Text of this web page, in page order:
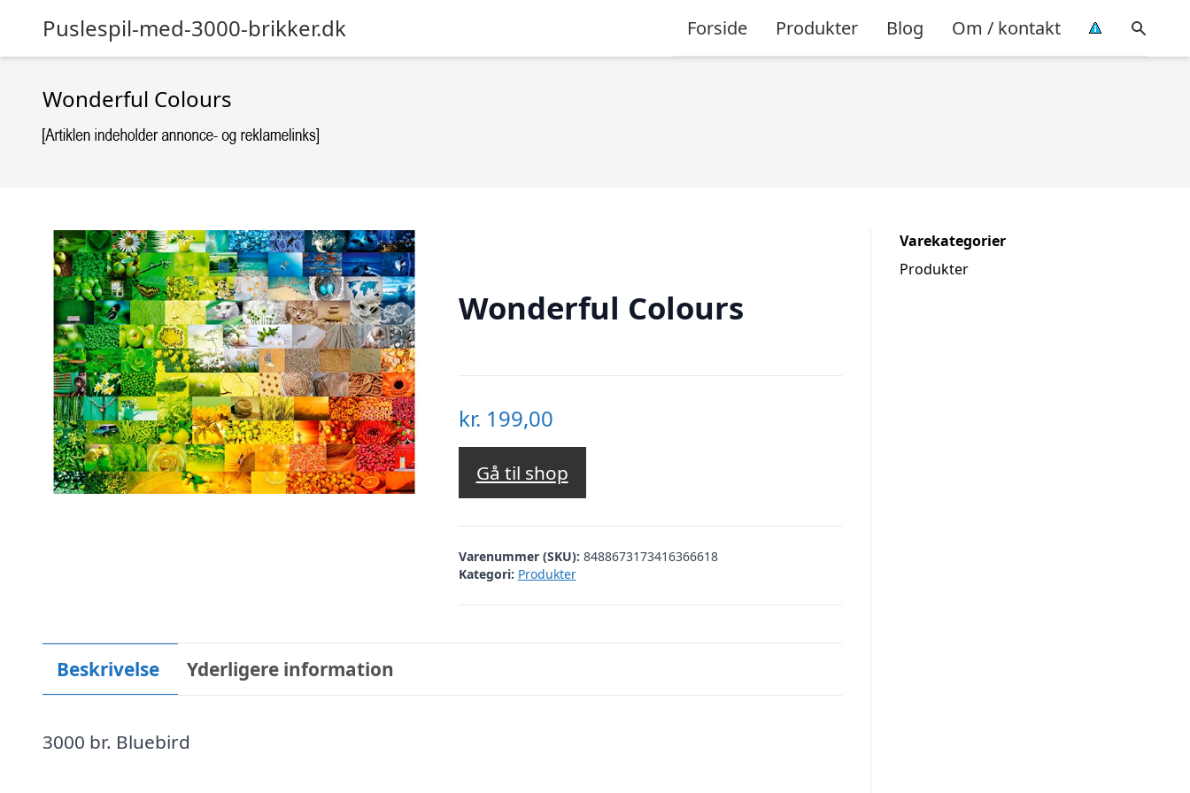
Puslespil-med-3000-brikker.dk Forside Produkter Blog Om / kontakt
Wonderful Colours
Wonderful Colours
kr. 199,00
Gå til shop
Varenummer (SKU): 8488673173416366618
Kategori: Produkter
Beskrivelse Yderligere information
3000 br. Bluebird
Varekategorier
Produkter